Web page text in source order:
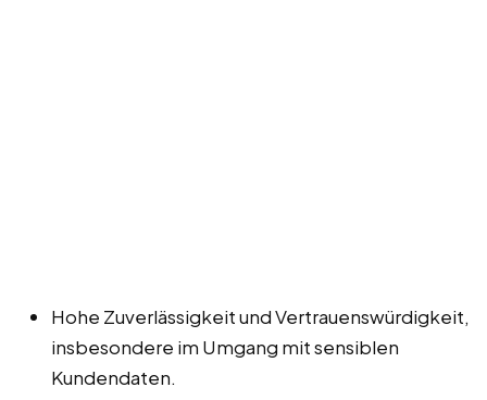
Hohe Zuverlässigkeit und Vertrauenswürdigkeit,
insbesondere im Umgang mit sensiblen
Kundendaten.